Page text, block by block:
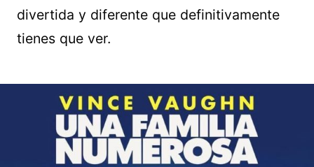
divertida y diferente que definitivamente
tienes que ver.